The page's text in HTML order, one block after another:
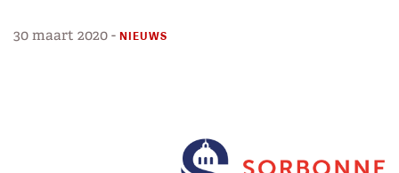
30 maart 2020 - NIEUWS